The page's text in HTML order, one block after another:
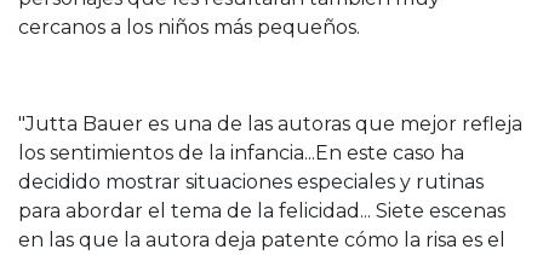
cercanos a los niños más pequeños.
"Jutta Bauer es una de las autoras que mejor refleja
los sentimientos de la infancia...En este caso ha
decidido mostrar situaciones especiales y rutinas
para abordar el tema de la felicidad... Siete escenas
en las que la autora deja patente cómo la risa es el